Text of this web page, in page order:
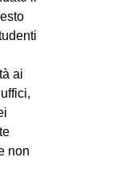
ai
non